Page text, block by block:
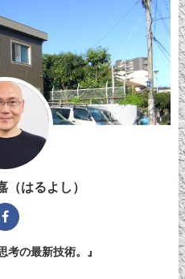
（はるよし）
考の最新技術。』